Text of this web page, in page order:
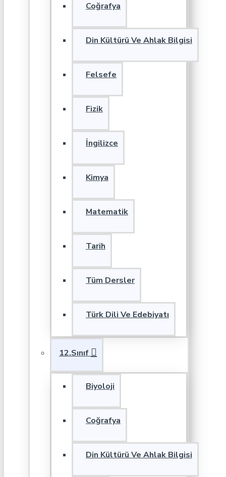
Coğrafya
Din Kültürü Ve Ahlak Bilgisi
Felsefe
Fizik
İngilizce
Kimya
Matematik
Tarih
Tüm Dersler
Türk Dili Ve Edebiyatı
12.Sınıf
Biyoloji
Coğrafya
Din Kültürü Ve Ahlak Bilgisi